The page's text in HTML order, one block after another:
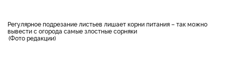
Регулярное подрезание листьев лишает корни питания – так можно
вывести с огорода самые злостные сорняки
Фото редакции